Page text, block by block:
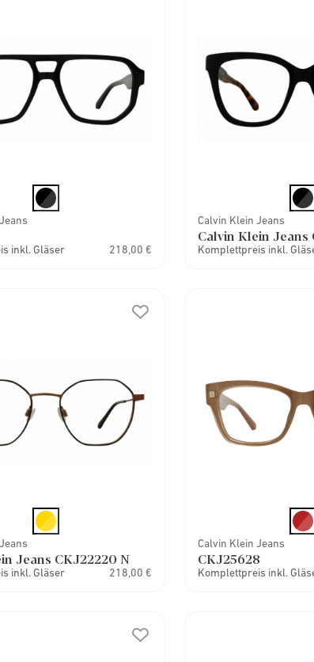
inkl. Gläser 218,00 €
Calvin Klein Jeans
Calvin Klein Jeans
Komplettpreis inkl.
Jeans CKJ22220 N
inkl. Gläser 218,00 €
Calvin Klein Jeans
CKJ25628
Komplettpreis inkl.